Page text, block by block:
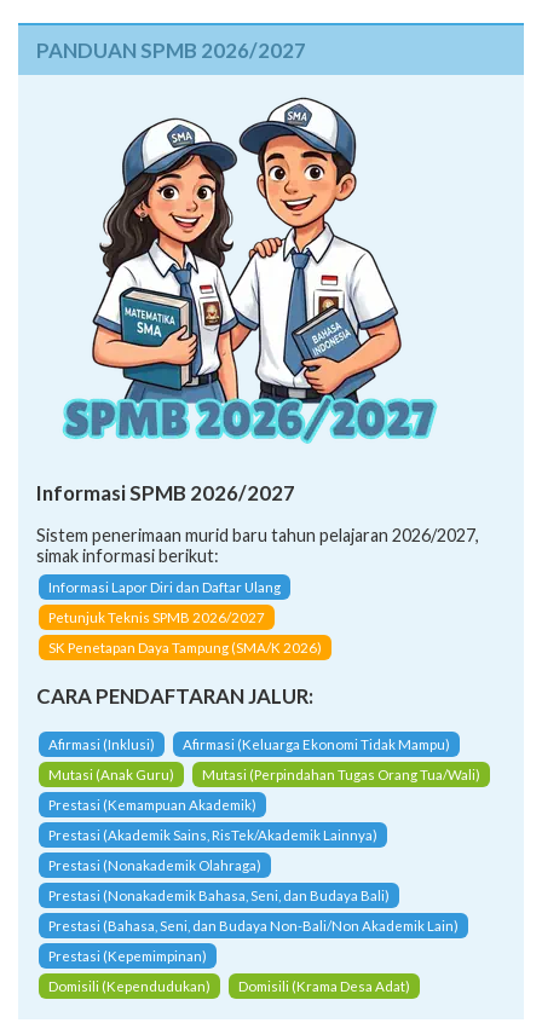
PANDUAN SPMB 2026/2027
Informasi SPMB 2026/2027
Sistem penerimaan murid baru tahun pelajaran 2026/2027,
simak informasi berikut:
Informasi Lapor Diri dan Daftar Ulang
Petunjuk Teknis SPMB 2026/2027
SK Penetapan Daya Tampung (SMA/K 2026)
CARA PENDAFTARAN JALUR:
Afirmasi (Inklusi)
Afirmasi (Keluarga Ekonomi Tidak Mampu)
Mutasi (Anak Guru)
Mutasi (Perpindahan Tugas Orang Tua/Wali)
Prestasi (Kemampuan Akademik)
Prestasi (Akademik Sains, RisTek/Akademik Lainnya)
Prestasi (Nonakademik Olahraga)
Prestasi (Nonakademik Bahasa, Seni, dan Budaya Bali)
Prestasi (Bahasa, Seni, dan Budaya Non-Bali/Non Akademik Lain)
Prestasi (Kepemimpinan)
Domisili (Kependudukan)
Domisili (Krama Desa Adat)